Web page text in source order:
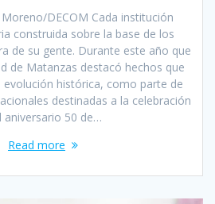
DECOM Cada institución
construida sobre la base de los
de su gente. Durante este año que
de Matanzas destacó hechos que
histórica, como parte de
destinadas a la celebración
aniversario 50 de…
Read more